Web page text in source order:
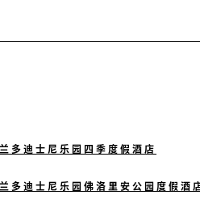
多迪士尼乐园四季度假酒店
多迪士尼乐园佛洛里安公园度假酒